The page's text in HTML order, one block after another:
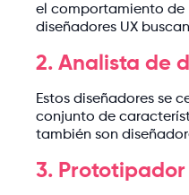
el comportamiento de
diseñadores UX
2. Analista de
Estos diseñadores se
conjunto de
también son
3. Prototipador